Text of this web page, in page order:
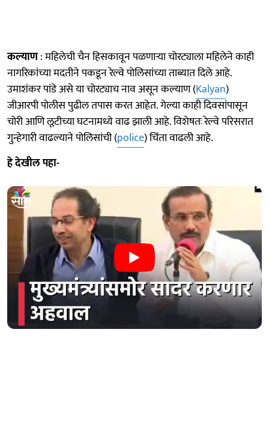
कल्याण: महिलेची चैन हिसकावून पळणाऱ्या चोरट्याला महिलेने काही
नागरिकांच्या मदतीने पकडून रेल्वे पोलिसांच्या ताब्यात दिले आहे.
उमाशंकर पांडे असे या चोरट्याच नाव असून कल्याण (Kalyan)
जीआरपी पोलीस पुढील तपास करत आहेत. गेल्या काही दिवसांपासून
चोरी आणि लूटीच्या घटनामध्ये वाढ झाली आहे. विशेषतः रेल्वे परिसरात
गुन्हेगारी वाढल्याने पोलिसांची (police) चिंता वाढली आहे.
हे देखील पहा-